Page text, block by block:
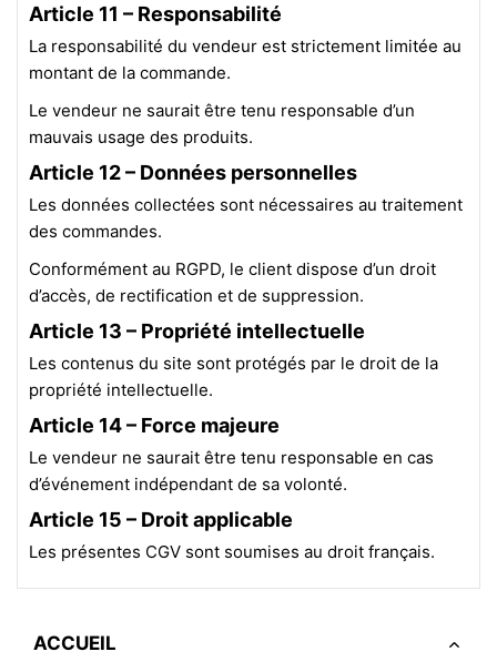
Article 11 – Responsabilité
La responsabilité du vendeur est strictement limitée au
montant de la commande.
Le vendeur ne saurait être tenu responsable d’un
mauvais usage des produits.
Article 12 – Données personnelles
Les données collectées sont nécessaires au traitement
des commandes.
Conformément au RGPD, le client dispose d’un droit
d’accès, de rectification et de suppression.
Article 13 – Propriété intellectuelle
Les contenus du site sont protégés par le droit de la
propriété intellectuelle.
Article 14 – Force majeure
Le vendeur ne saurait être tenu responsable en cas
d’événement indépendant de sa volonté.
Article 15 – Droit applicable
Les présentes CGV sont soumises au droit français.
ACCUEIL